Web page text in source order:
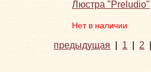
Люстра "Preludio"
Нет в наличии
предыдущая | 1 | 2